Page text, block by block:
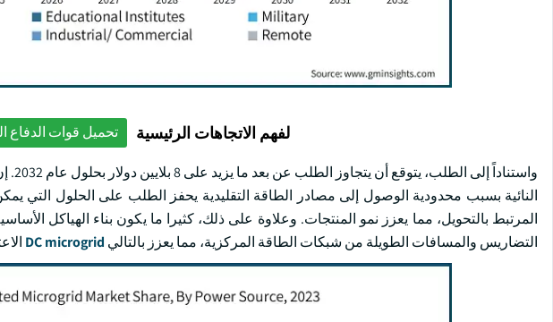
لفهم الاتجاهات الرئيسية تحميل قوات الدفاع
النائية بسبب محدودية الوصول إلى مصادر الطاقة التقليدية يحفز الطلب على الحلول التي
المرتبط بالتحويل، مما يعزز نمو المنتجات. وعلاوة على ذلك، كثيرا ما يكون بناء الهياكل
التضاريس والمسافات الطويلة من شبكات الطاقة المركزية، مما يعزز بالتالي DC microgrid